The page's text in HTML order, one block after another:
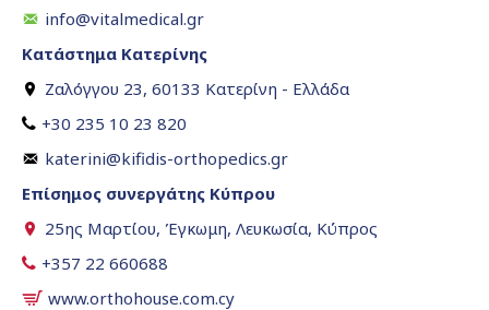
info@vitalmedical.gr
Κατάστημα Κατερίνης
Ζαλόγγου 23, 60133 Κατερίνη - Ελλάδα
+30 235 10 23 820
katerini@kifidis-orthopedics.gr
Επίσημος συνεργάτης Κύπρου
25ης Μαρτίου, Έγκωμη, Λευκωσία, Κύπρος
+357 22 660688
www.orthohouse.com.cy